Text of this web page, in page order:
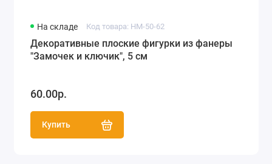
На складе Код товара: HM-50-62
Декоративные плоские фигурки из фанеры
"Замочек и ключик", 5 см
60.00р.
Купить